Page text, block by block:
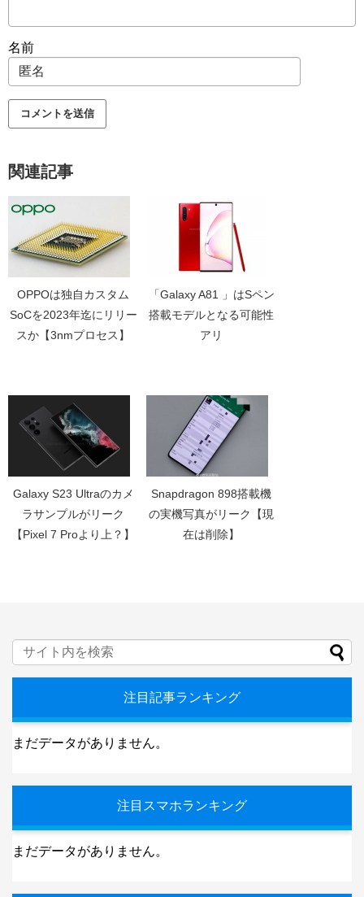
名前
関連記事
OPPOは独自カスタム
SoCを2023年迄にリリー
スか【3nmプロセス】
「Galaxy A81 」はSペン
搭載モデルとなる可能性
アリ
Galaxy S23 Ultraのカメ
ラサンプルがリーク
【Pixel 7 Proより上？】
Snapdragon 898搭載機
の実機写真がリーク【現
在は削除】
注目記事ランキング
まだデータがありません。
注目スマホランキング
まだデータがありません。